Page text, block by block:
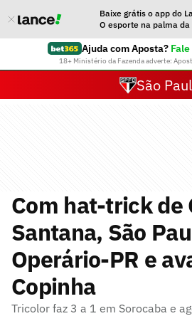
Baixe grátis o app do
O esporte na palma da
Ajuda com Aposta?
18+ Ministério da Fazenda adverte:
São
Com hat-trick de
Santana, São
Operário-PR e
Copinha
Tricolor faz 3 a 1 em Sorocaba e